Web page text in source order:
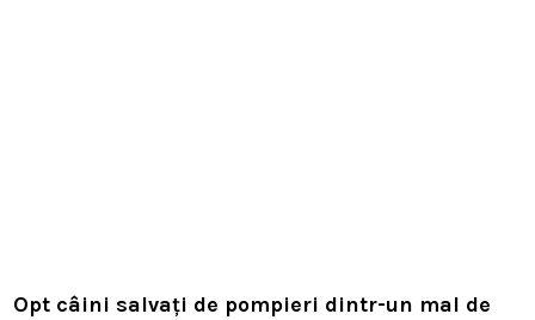
Opt câini salvați de pompieri dintr-un mal de